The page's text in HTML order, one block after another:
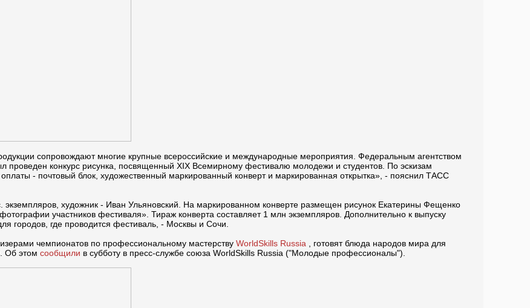
сопровождают многие крупные всероссийские и международные мероприятия. Федеральным агентством
проведен конкурс рисунка, посвященный XIX Всемирному фестивалю молодежи и студентов. По эскизам
- почтовый блок, художественный маркированный конверт и маркированная открытка», - пояснил ТАСС
экземпляров, художник - Иван Ульяновский. На маркированном конверте размещен рисунок Екатерины Фещенко
участников фестиваля». Тираж конверта составляет 1 млн экземпляров. Дополнительно к выпуску
городов, где проводится фестиваль, - Москвы и Сочи.
чемпионатов по профессиональному мастерству WorldSkills Russia
, готовят блюда народов мира для
Об этом сообщили в субботу в пресс-службе союза WorldSkills Russia ("Молодые профессионалы").